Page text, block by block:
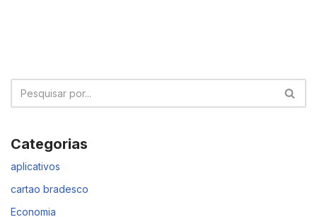
Categorias
aplicativos
cartao bradesco
Economia